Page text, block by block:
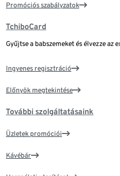
Promóciós szabályzatok
TchiboCard
Gyűjtse a babszemeket és élvezze az
Ingyenes regisztráció
Előnyök megtekintése
További szolgáltatásaink
Üzletek promóciói
Kávébár